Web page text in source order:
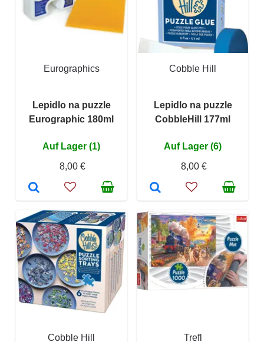
Eurographics
Lepidlo na puzzle
Eurographic 180ml
Auf Lager (1)
8,00 €
Cobble Hill
Lepidlo na puzzle
CobbleHill 177ml
Auf Lager (6)
8,00 €
Cobble Hill Trefl